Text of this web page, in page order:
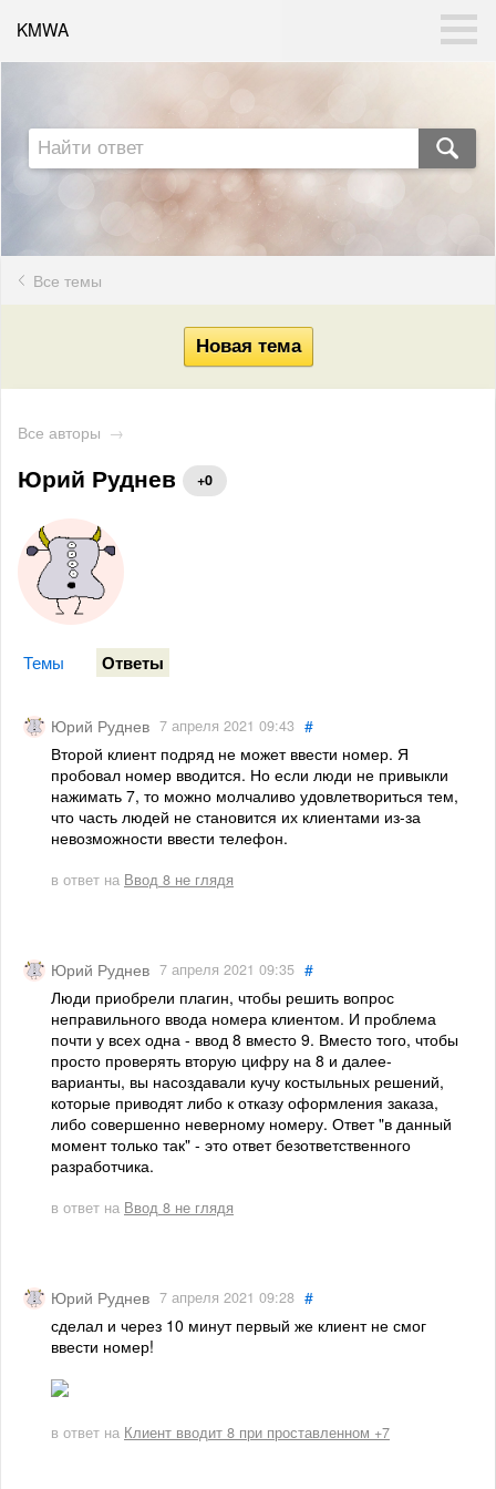
KMWA
Все темы
Все авторы →
Юрий Руднев +0
Темы Ответы
Юрий Руднев 7 апреля 2021 09:43 #
Второй клиент подряд не может ввести номер. Я
пробовал номер вводится. Но если люди не привыкли
нажимать 7, то можно молчаливо удовлетвориться тем,
что часть людей не становится их клиентами из-за
невозможности ввести телефон.
в ответ на Ввод 8 не глядя
Юрий Руднев 7 апреля 2021 09:35 #
Люди приобрели плагин, чтобы решить вопрос
неправильного ввода номера клиентом. И проблема
почти у всех одна - ввод 8 вместо 9. Вместо того, чтобы
просто проверять вторую цифру на 8 и далее-
варианты, вы насоздавали кучу костыльных решений,
которые приводят либо к отказу оформления заказа,
либо совершенно неверному номеру. Ответ "в данный
момент только так" - это ответ безответственного
разработчика.
в ответ на Ввод 8 не глядя
Юрий Руднев 7 апреля 2021 09:28 #
сделал и через 10 минут первый же клиент не смог
ввести номер!
в ответ на Клиент вводит 8 при проставленном +7